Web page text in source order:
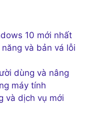
10 mới nhất
và bản vá lỗi
dùng và nâng
máy tính
và dịch vụ mới